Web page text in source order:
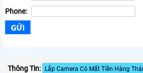
Phone:
Thông Tin: Lắp Camera Có Mất Tiền Hàng